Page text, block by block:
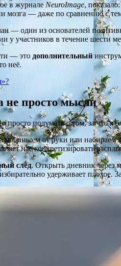
в журнале NeuroImage,
мозга — даже по сравнению с
— один из основателей
участников в течение шести
— это дополнительный
неё.
не просто мысли
подумать о том, за что я
мы пишем от руки или набираем
нас конкретизировать
след. Открыть дневник через
удерживает плохое.